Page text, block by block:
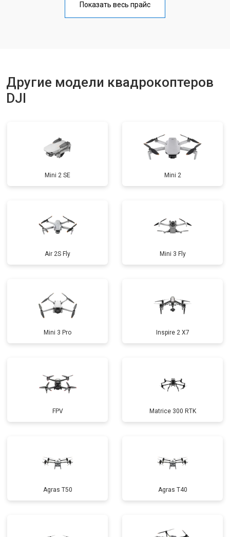
Замена материнской платы от 2800 ₽
Показать весь прайс
Другие модели квадрокоптеров
DJI
Mini 2 SE Mini 2
Air 2S Fly Mini 3 Fly
Mini 3 Pro Inspire 2 X7
FPV Matrice 300 RTK
Agras T50 Agras T40